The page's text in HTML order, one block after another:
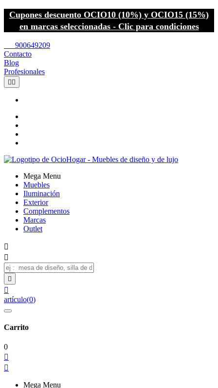
Cupones descuento OCIO10 (10%) y OCIO15 (15%)
en marcas seleccionadas - Clic para condiciones
900649209
Contacto
Blog
Profesionales
 
Mega Menu
Muebles
Iluminación
Exterior
Complementos
Marcas
Outlet




artículo(0)
Carrito
0


Mega Menu